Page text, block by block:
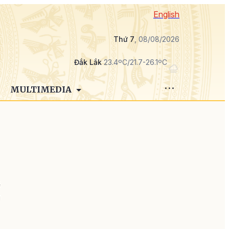
English
Thứ 7, 08/08/2026
Đắk Lắk23.4ºC/21.7-26.1ºC
MULTIMEDIA